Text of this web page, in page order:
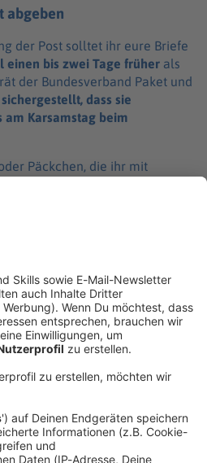
abgeben
der Post solltet ihr eure Briefe
einen bis zwei Tage früher als
der Bundesverband Paket und
dass sie
am Karsamstag beim
Päckchen, die ihr mit
zustellt. Hier kann es also sein,
werden muss, um